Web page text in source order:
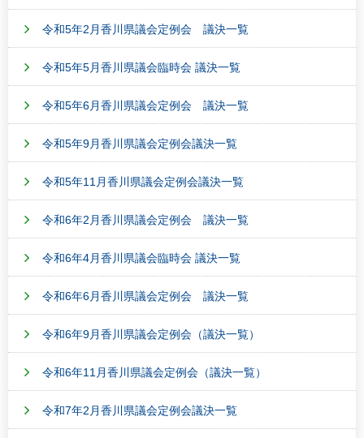
令和5年2月香川県議会定例会 議決一覧
令和5年5月香川県議会臨時会 議決一覧
令和5年6月香川県議会定例会 議決一覧
令和5年9月香川県議会定例会議決一覧
令和5年11月香川県議会定例会議決一覧
令和6年2月香川県議会定例会 議決一覧
令和6年4月香川県議会臨時会 議決一覧
令和6年6月香川県議会定例会 議決一覧
令和6年9月香川県議会定例会（議決一覧）
令和6年11月香川県議会定例会（議決一覧）
令和7年2月香川県議会定例会議決一覧